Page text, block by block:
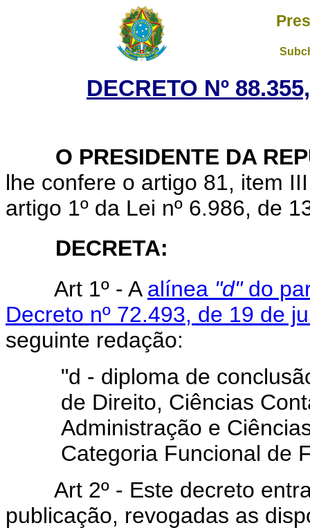
DECRETO Nº
O PRESIDENTE DA
lhe confere o artigo 81, item
artigo 1º da Lei nº 6.986, de
DECRETA:
Art 1º - A alínea "d"do
Decreto nº 72.493, de 19 de
seguinte redação:
"d - diploma de
de Direito, Ciências
Administração e
Categoria Funcional de
Art 2º - Este decreto entra
publicação, revogadas as